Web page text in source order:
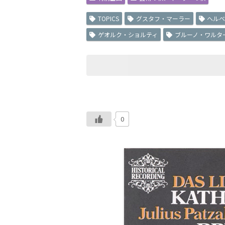
TOPICS グスタフ・マーラー
ヘル
ゲオルク・ショルティ
ブルーノ・ワルタ
0